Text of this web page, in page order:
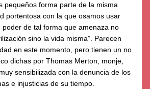
pequeños forma parte de la misma
portentosa con la que osamos usar
poder de tal forma que amenaza no
sino la vida misma”. Parecen
en este momento, pero tienen un no
dichas por Thomas Merton, monje,
sensibilizada con la denuncia de los
e injusticias de su tiempo.